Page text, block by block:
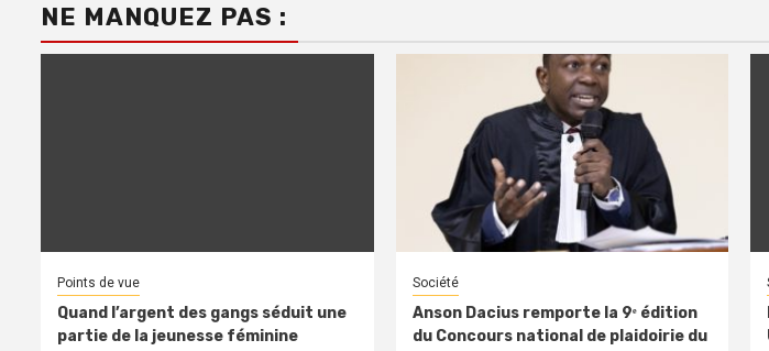
NE MANQUEZ PAS :
Points de vue
Quand l’argent des gangs séduit une
partie de la jeunesse féminine
Société
Anson Dacius remporte la 9ᵉ édition
du Concours national de plaidoirie du